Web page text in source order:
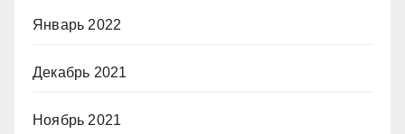
Январь 2022
Декабрь 2021
Ноябрь 2021